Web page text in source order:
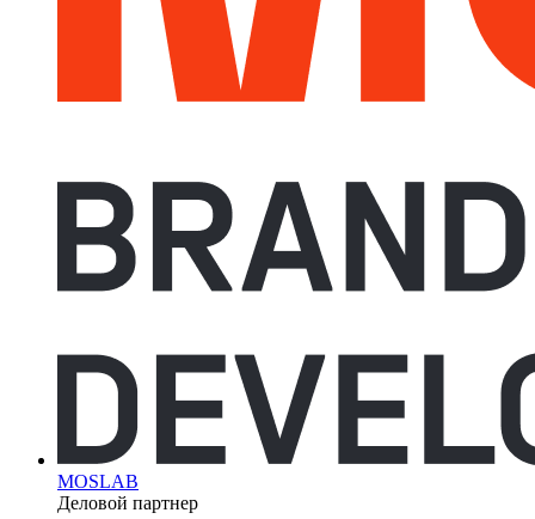
MOSLAB
Деловой партнер